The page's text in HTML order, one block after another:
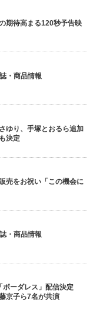
期待高まる120秒予告映
・商品情報
ゆり、手塚とおるら追加
決定
売をお祝い「この機会に
・商品情報
ボーダレス」配信決定
京子ら7名が共演